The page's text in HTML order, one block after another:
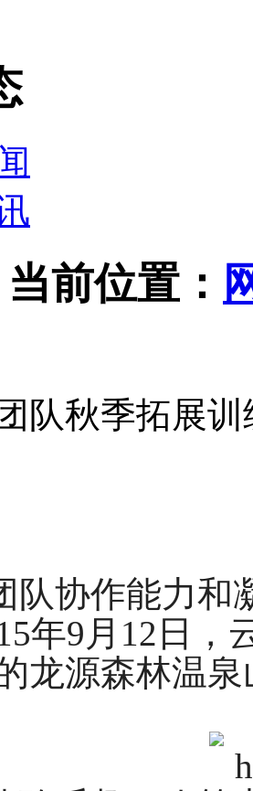
当前位置：
队秋季拓展训
队协作能力和
年9 月 12 日，
龙源森林温